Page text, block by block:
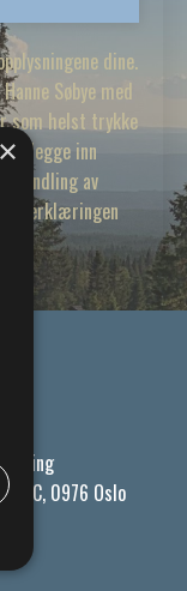
dine.
Søbye med
som helst trykke
å legge inn
av
32 C, 0976 Oslo
×